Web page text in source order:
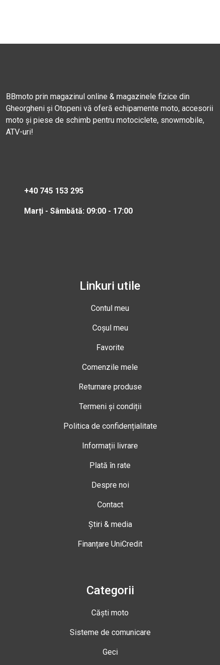
BBmoto prin magazinul online & magazinele fizice din
Gheorgheni și Otopeni vă oferă echipamente moto, accesorii
moto și piese de schimb pentru motociclete, snowmobile,
ATV-uri!
+40 745 153 295
Marți - Sâmbătă: 09:00 - 17:00
Linkuri utile
Contul meu
Coșul meu
Favorite
Comenzile mele
Returnare produse
Termeni și condiții
Politica de confidențialitate
Informații livrare
Plată în rate
Despre noi
Contact
Știri & media
Finanțare UniCredit
Categorii
Căști moto
Sisteme de comunicare
Geci